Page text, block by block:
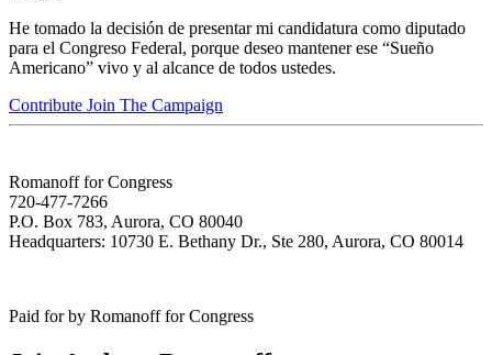
He tomado la decisión de presentar mi candidatura como diputado
para el Congreso Federal, porque deseo mantener ese “Sueño
Americano” vivo y al alcance de todos ustedes.
Contribute Join The Campaign
Romanoff for Congress
720-477-7266
P.O. Box 783, Aurora, CO 80040
Headquarters: 10730 E. Bethany Dr., Ste 280, Aurora, CO 80014
Paid for by Romanoff for Congress